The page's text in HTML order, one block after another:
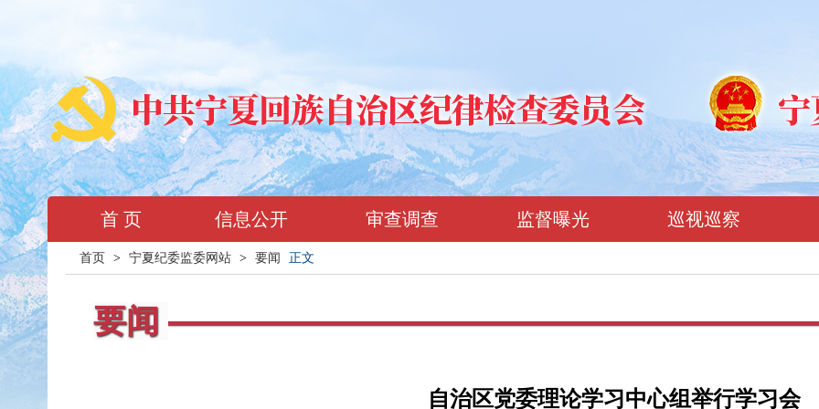
首 页 信息公开 审查调查 监督曝光 巡视巡察
首页 > 宁夏纪委监委网站 > 要闻 正文
要闻
自治区党委理论学习中心组举行学习会